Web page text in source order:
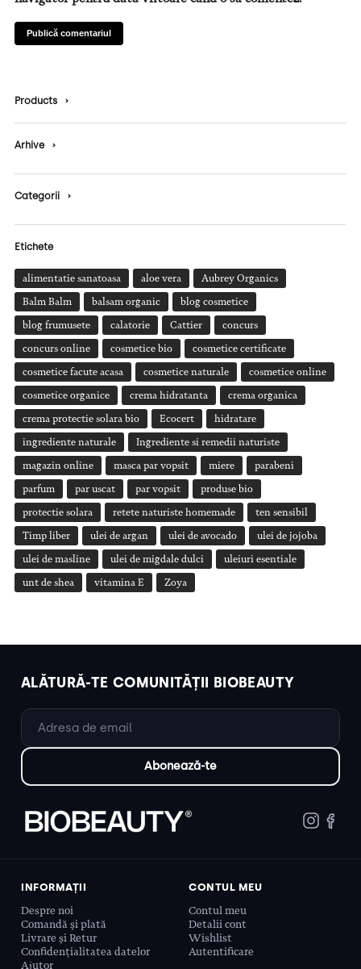
Products ›
Arhive ›
Categorii ›
Etichete
alimentatie sanatoasa aloe vera Aubrey Organics
Balm Balm balsam organic blog cosmetice
blog frumusete calatorie Cattier concurs
concurs online cosmetice bio cosmetice certificate
cosmetice facute acasa cosmetice naturale cosmetice online
cosmetice organice crema hidratanta crema organica
crema protectie solara bio Ecocert hidratare
ingrediente naturale Ingrediente si remedii naturiste
magazin online masca par vopsit miere parabeni
parfum par uscat par vopsit produse bio
protectie solara retete naturiste homemade ten sensibil
Timp liber ulei de argan ulei de avocado ulei de jojoba
ulei de masline ulei de migdale dulci uleiuri esentiale
unt de shea vitamina E Zoya
ALĂTURĂ-TE COMUNITĂȚII BIOBEAUTY
INFORMAȚII
Despre noi
Comandă și plată
Livrare și Retur
Confidențialitatea datelor
Ajutor
CONTUL MEU
Contul meu
Detalii cont
Wishlist
Autentificare